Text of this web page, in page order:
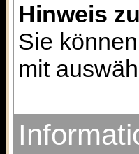
Hinweis
Sie
mit